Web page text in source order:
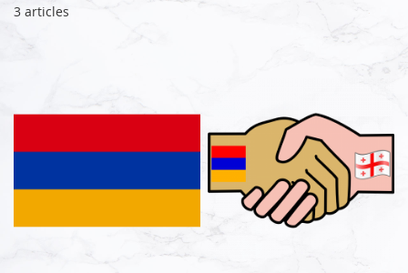
3 articles